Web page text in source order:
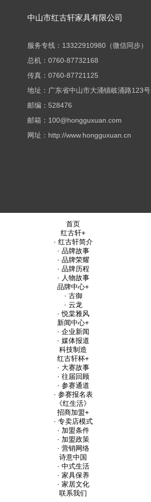
中山市红古轩家具有限公司
服务专线：13322910980（微信同步）
总机：0760-87732168
传真：0760-87721125
地址：广东省中山市大涌镇岐涌路123号
邮编：528476
邮箱：100@hongguxuan.com
网址：http://www.hongguxuan.cn
首页
红古轩+
· 红古轩简介
· 品牌故事
· 品牌荣耀
· 品牌历程
· 人物故事
品牌中心+
· 古御
· 云龙
· 悦棠雅风
新闻中心+
· 企业新闻
· 媒体报道
科技制造
红古轩杯+
· 大赛故事
· 往届回顾
· 参赛通道
· 参赛报名表
《红生活》
招商加盟+
· 专卖店模式
· 加盟条件
· 加盟政策
· 营销网络
诗意中国
· 中式生活
· 家具保养
· 家居文化
联系我们